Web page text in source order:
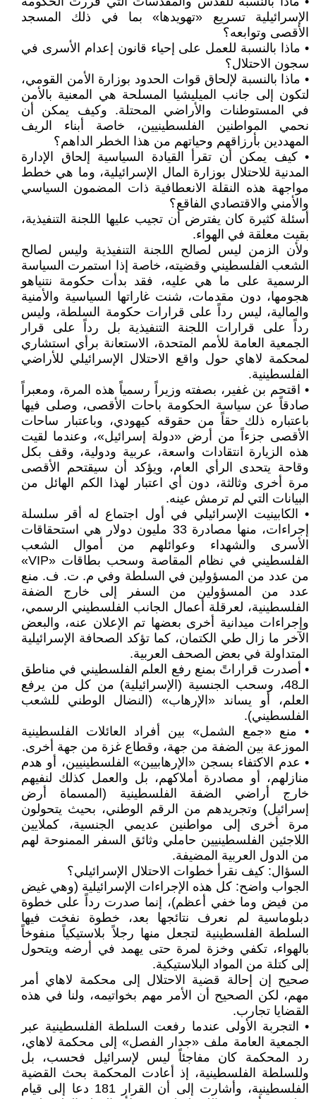
الإسرائيلية تسريع «تهويدها» بما في ذلك المسجد
الأقصى وتوابعه؟
• ماذا بالنسبة للعمل على إحياء قانون إعدام الأسرى في
سجون الاحتلال؟
• ماذا بالنسبة لإلحاق قوات الحدود بوزارة الأمن القومي،
لتكون إلى جانب الميليشيا المسلحة هي المعنية بالأمن
في المستوطنات والأراضي المحتلة. وكيف يمكن أن
نحمي المواطنين الفلسطينيين، خاصة أبناء الريف
المهددين بأرزاقهم وحياتهم من هذا الخطر الداهم؟
• كيف يمكن أن تقرأ القيادة السياسية إلحاق الإدارة
المدنية للاحتلال بوزارة المال الإسرائيلية، وما هي خطط
مواجهة هذه النقلة الانعطافية ذات المضمون السياسي
والأمني والاقتصادي الفاقع؟
أسئلة كثيرة كان يفترض أن تجيب عليها اللجنة التنفيذية،
بقيت معلقة في الهواء.
ولأن الزمن ليس لصالح اللجنة التنفيذية وليس لصالح
الشعب الفلسطيني وقضيته، خاصة إذا استمرت السياسة
الرسمية على ما هي عليه، فقد بدأت حكومة نتنياهو
هجومها، دون مقدمات، شنت غاراتها السياسية والأمنية
والمالية، ليس رداً على قرارات حكومة السلطة، وليس
رداً على قرارات اللجنة التنفيذية بل رداً على قرار
الجمعية العامة للأمم المتحدة، الاستعانة برأي استشاري
لمحكمة لاهاي حول واقع الاحتلال الإسرائيلي للأراضي
الفلسطينية.
• اقتحم بن غفير، بصفته وزيراً رسمياً هذه المرة، ومعبراً
صادقاً عن سياسة الحكومة باحات الأقصى، وصلى فيها
باعتباره ذلك حقاً من حقوقه كيهودي، وباعتبار ساحات
الأقصى جزءاً من أرض «دولة إسرائيل»، وعندما لقيت
هذه الزيارة انتقادات واسعة، عربية ودولية، وقف بكل
وقاحة يتحدى الرأي العام، ويؤكد أن سيقتحم الأقصى
مرة أخرى وثالثة، دون أي اعتبار لهذا الكم الهائل من
البيانات التي لم ترمش عينه.
• الكابينيت الإسرائيلي في أول اجتماع له أقر سلسلة
إجراءات، منها مصادرة 33 مليون دولار هي استحقاقات
الأسرى والشهداء وعوائلهم من أموال الشعب
الفلسطيني في نظام المقاصة وسحب بطاقات «VIP»
من عدد من المسؤولين في السلطة وفي م. ت. ف. منع
عدد من المسؤولين من السفر إلى خارج الضفة
الفلسطينية، لعرقلة أعمال الجانب الفلسطيني الرسمي،
وإجراءات ميدانية أخرى بعضها تم الإعلان عنه، والبعض
الآخر ما زال طي الكتمان، كما تؤكد الصحافة الإسرائيلية
المتداولة في بعض الصحف العربية.
• أصدرت قراراتً بمنع رفع العلم الفلسطيني في مناطق
الـ48، وسحب الجنسية (الإسرائيلية) من كل من يرفع
العلم، أو يساند «الإرهاب» (النضال الوطني للشعب
الفلسطيني).
• منع «جمع الشمل» بين أفراد العائلات الفلسطينية
الموزعة بين الضفة من جهة، وقطاع غزة من جهة أخرى.
• عدم الاكتفاء بسجن «الإرهابيين» الفلسطينيين، أو هدم
منازلهم، أو مصادرة أملاكهم، بل والعمل كذلك لنفيهم
خارج أراضي الضفة الفلسطينية (المسماة أرض
إسرائيل) وتجريدهم من الرقم الوطني، بحيث يتحولون
مرة أخرى إلى مواطنين عديمي الجنسية، كملايين
اللاجئين الفلسطينيين حاملي وثائق السفر الممنوحة لهم
من الدول العربية المضيفة.
السؤال: كيف نقرأ خطوات الاحتلال الإسرائيلي؟
الجواب واضح: كل هذه الإجراءات الإسرائيلية (وهي غيض
من فيض وما خفي أعظم)، إنما صدرت رداً على خطوة
دبلوماسية لم نعرف نتائجها بعد، خطوة نفخت فيها
السلطة الفلسطينية لتجعل منها رجلاً بلاستيكياً منفوخاً
بالهواء، تكفي وخزة لمرة حتى يهمد في أرضه ويتحول
إلى كتلة من المواد البلاستيكية.
صحيح إن إحالة قضية الاحتلال إلى محكمة لاهاي أمر
مهم، لكن الصحيح أن الأمر مهم بخواتيمه، ولنا في هذه
القضايا تجارب.
• التجربة الأولى عندما رفعت السلطة الفلسطينية عبر
الجمعية العامة ملف «جدار الفصل» إلى محكمة لاهاي،
رد المحكمة كان مفاجئاً ليس لإسرائيل فحسب، بل
وللسلطة الفلسطينية، إذ أعادت المحكمة بحث القضية
الفلسطينية، وأشارت إلى أن القرار 181 دعا إلى قيام